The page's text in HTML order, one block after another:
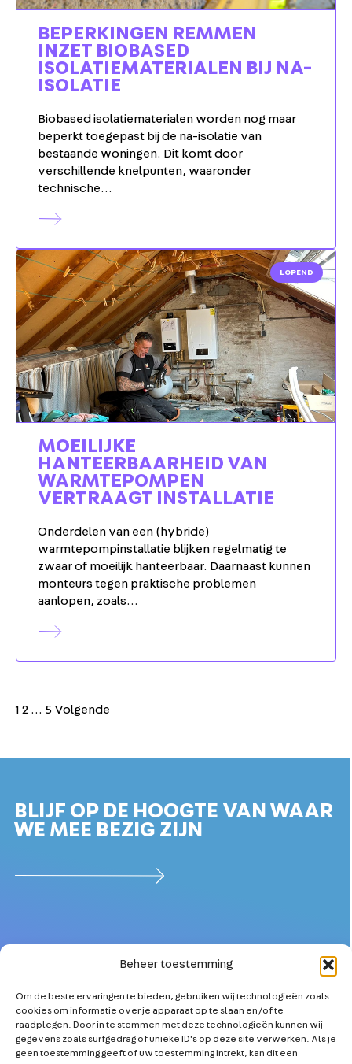
Beheer toestemming
Om de beste ervaringen te bieden, gebruiken wij technologieën zoals
cookies om informatie over je apparaat op te slaan en/of te
raadplegen. Door in te stemmen met deze technologieën kunnen wij
gegevens zoals surfgedrag of unieke ID's op deze site verwerken. Als je
geen toestemming geeft of uw toestemming intrekt, kan dit een
BEPERKINGEN REMMEN
INZET BIOBASED
ISOLATIEMATERIALEN BIJ NA-
ISOLATIE
Biobased isolatiematerialen worden nog maar
beperkt toegepast bij de na-isolatie van
bestaande woningen. Dit komt door
verschillende knelpunten, waaronder
technische…
LOPEND
MOEILIJKE
HANTEERBAARHEID VAN
WARMTEPOMPEN
VERTRAAGT INSTALLATIE
Onderdelen van een (hybride)
warmtepompinstallatie blijken regelmatig te
zwaar of moeilijk hanteerbaar. Daarnaast kunnen
monteurs tegen praktische problemen
aanlopen, zoals…
Berichten
1 2 … 5 Volgende
OVER
PARTNERS
NIEUWS
MEER TECHNICI
KETENSAMENWERKING
TECHNOLOGISCHE
INNOVATIE
BLIJF OP DE HOOGTE VAN WAAR
WE MEE BEZIG ZIJN